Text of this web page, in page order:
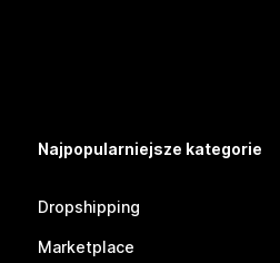
Najpopularniejsze kategorie
Dropshipping
Marketplace